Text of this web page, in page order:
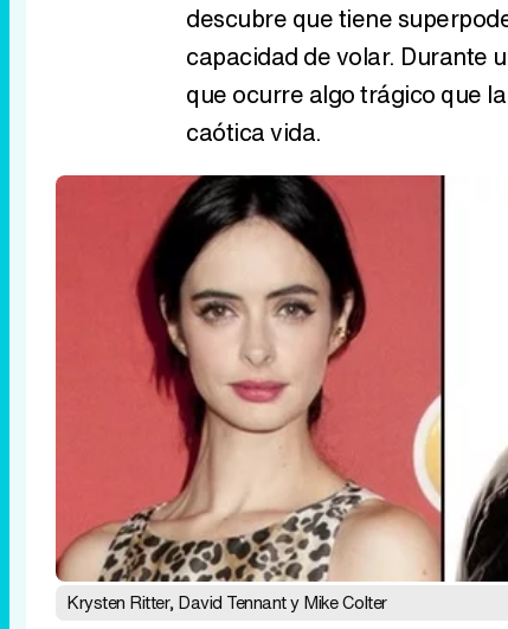
descubre que tiene
capacidad de volar. Durante
que ocurre algo trágico que
caótica vida.
Krysten Ritter, David Tennant y Mike Colter